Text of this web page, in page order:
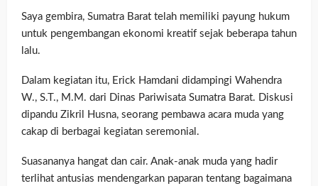
Saya gembira, Sumatra Barat telah memiliki payung hukum
untuk pengembangan ekonomi kreatif sejak beberapa tahun
lalu.
Dalam kegiatan itu, Erick Hamdani didampingi Wahendra
W., S.T., M.M. dari Dinas Pariwisata Sumatra Barat. Diskusi
dipandu Zikril Husna, seorang pembawa acara muda yang
cakap di berbagai kegiatan seremonial.
Suasananya hangat dan cair. Anak-anak muda yang hadir
terlihat antusias mendengarkan paparan tentang bagaimana